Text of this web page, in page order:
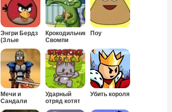
Энгри Бердз
(Злые
Птицы)
Крокодильчик
Свомпи
Поу
Мечи и
Сандали
Ударный
отряд котят
Убить короля